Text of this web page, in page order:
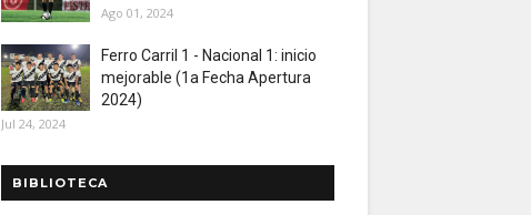
Ago 01, 2024
Ferro Carril 1 - Nacional 1: inicio
mejorable (1a Fecha Apertura
2024)
Jul 24, 2024
BIBLIOTECA